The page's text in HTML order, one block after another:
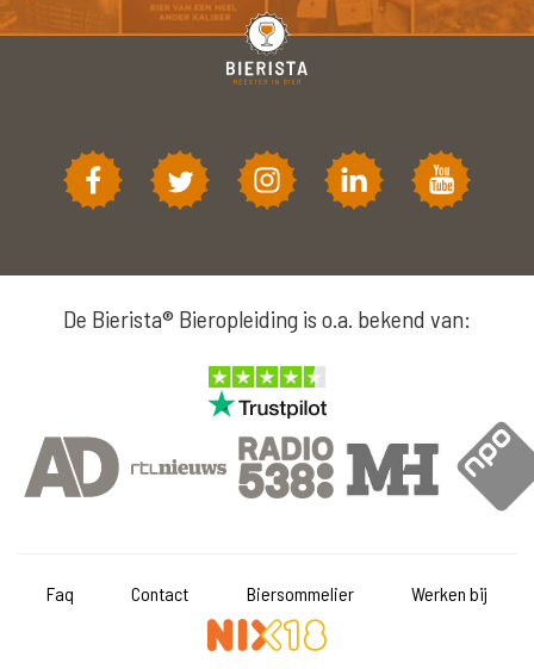
De Bierista® Bieropleiding is o.a. bekend van:
Faq Contact Biersommelier Werken bij